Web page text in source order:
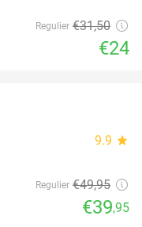
Regulier €31,50
€24
9.9 star
Regulier €49,95
€39,95